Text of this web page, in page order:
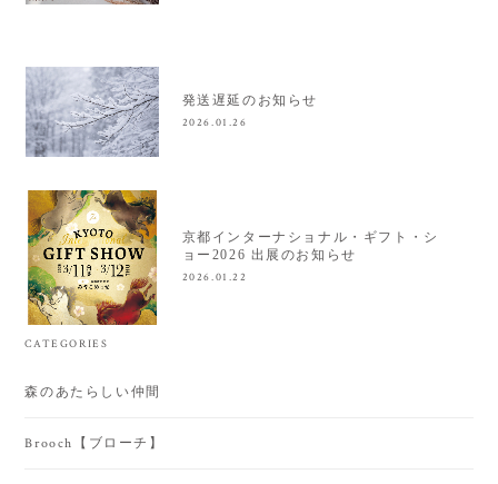
発送遅延のお知らせ
2026.01.26
京都インターナショナル・ギフト・シ
ョー2026 出展のお知らせ
2026.01.22
CATEGORIES
森のあたらしい仲間
Brooch【ブローチ】